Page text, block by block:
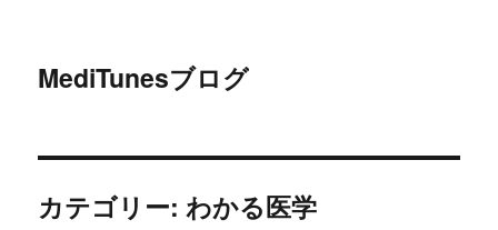
MediTunesブログ
カテゴリー: わかる医学